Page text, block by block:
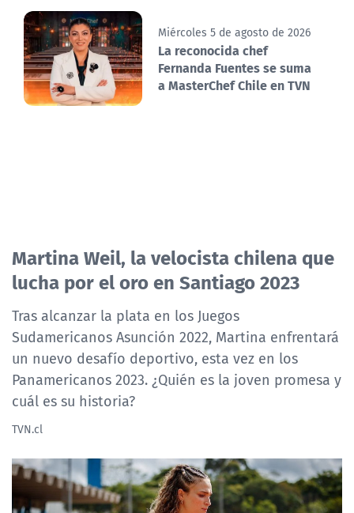
Miércoles 5 de agosto de 2026
La reconocida chef
Fernanda Fuentes se suma
a MasterChef Chile en TVN
Martina Weil, la velocista chilena que
lucha por el oro en Santiago 2023
Tras alcanzar la plata en los Juegos
Sudamericanos Asunción 2022, Martina enfrentará
un nuevo desafío deportivo, esta vez en los
Panamericanos 2023. ¿Quién es la joven promesa y
cuál es su historia?
TVN.cl